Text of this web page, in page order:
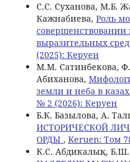
С.С. Суханова, М.Б.
Кажнабиева, Роль
совершенствовании
выразительных
(2025): Керуен
M.М. Сатинбекова,
Абиханова,
земли и неба в
№ 2 (2026): Керуен
Б.К. Базылова, A.
ИСТОРИЧЕСКОЙ
ОРДЫ , Keruen: Том
К.С. Aбдикалық,